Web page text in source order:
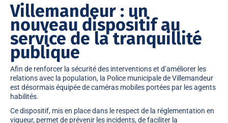
Villemandeur : un
nouveau dispositif au
service de la tranquillité
publique
Afin de renforcer la sécurité des interventions et d’améliorer les
relations avec la population, la Police municipale de Villemandeur
est désormais équipée decaméras mobiles portées par les agents
habilités.
Ce dispositif, mis en place dans le respect de la réglementation en
vigueur, permet de prévenir les incidents, de faciliter la